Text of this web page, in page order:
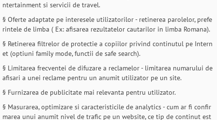
ntertainment si servicii de travel.
§ Oferte adaptate pe interesele utilizatorilor - retinerea parolelor, prefe
rintele de limba ( Ex: afisarea rezultatelor cautarilor in limba Romana).
§ Retinerea filtrelor de protectie a copiilor privind continutul pe Intern
et (optiuni family mode, functii de safe search).
§ Limitarea frecventei de difuzare a reclamelor - limitarea numarului de
afisari a unei reclame pentru un anumit utilizator pe un site.
§ Furnizarea de publicitate mai relevanta pentru utilizator.
§ Masurarea, optimizare si caracteristicile de analytics - cum ar fi confir
marea unui anumit nivel de trafic pe un website, ce tip de continut est